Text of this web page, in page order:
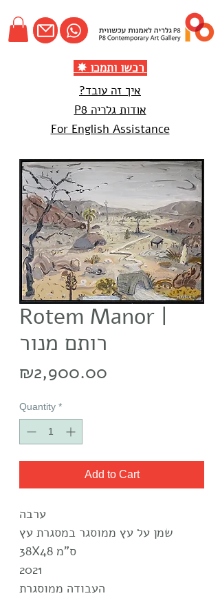
✸ רכשו ותמכו
איך זה עובד?
אודות גלריה P8
For English Assistance
Rotem Manor |
רותם מנור
₪2,900.00
Quantity *
Add to Cart
ערבה
שמן על עץ ממוסגר במסגרת עץ
38X48 ס"מ
2021
העבודה ממוסגרת